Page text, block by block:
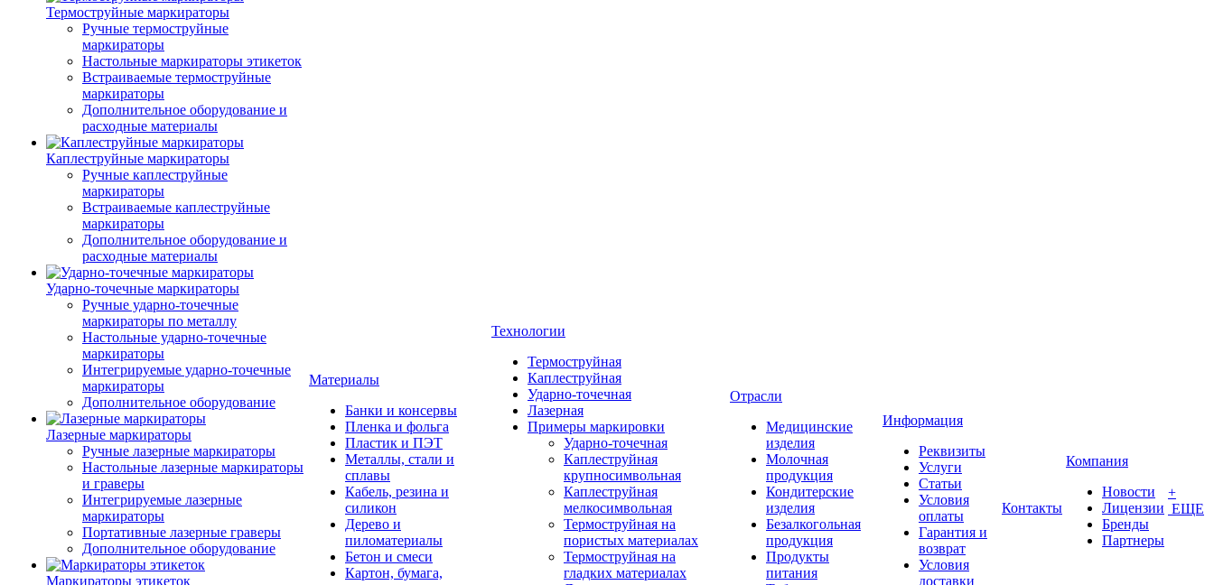
Термоструйные маркираторы
Ручные термоструйные
маркираторы
Настольные маркираторы этикеток
Встраиваемые термоструйные
маркираторы
Дополнительное оборудование и
расходные материалы
Каплеструйные маркираторы
Ручные каплеструйные
маркираторы
Встраиваемые каплеструйные
маркираторы
Дополнительное оборудование и
расходные материалы
Ударно-точечные маркираторы
Ручные ударно-точечные
маркираторы по металлу
Настольные ударно-точечные
маркираторы
Интегрируемые ударно-точечные
маркираторы
Дополнительное оборудование
Лазерные маркираторы
Ручные лазерные маркираторы
Настольные лазерные маркираторы
и граверы
Интегрируемые лазерные
маркираторы
Портативные лазерные граверы
Дополнительное оборудование
Маркираторы этикеток
Материалы
Банки и консервы
Пленка и фольга
Пластик и ПЭТ
Металлы, стали и
сплавы
Кабель, резина и
силикон
Дерево и
пиломатериалы
Бетон и смеси
Картон, бумага,
Технологии
Термоструйная
Каплеструйная
Ударно-точечная
Лазерная
Примеры маркировки
Ударно-точечная
Каплеструйная
крупносимвольная
Каплеструйная
мелкосимвольная
Термоструйная на
пористых материалах
Термоструйная на
гладких материалах
Отрасли
Медицинские
изделия
Молочная
продукция
Кондитерские
изделия
Безалкогольная
продукция
Продукты
питания
Информация
Реквизиты
Услуги
Статьи
Условия
оплаты
Гарантия и
возврат
Условия
доставки
Контакты
Компания
Новости
Лицензии
Бренды
Партнеры
+
ЕЩЕ